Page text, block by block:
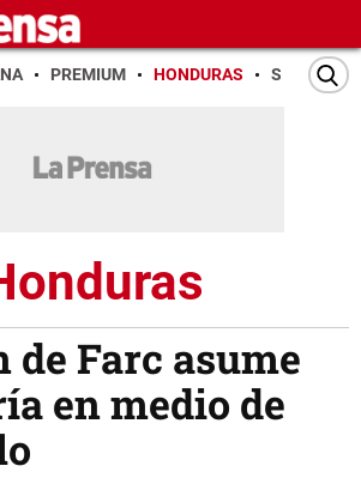
PREMIUM HONDURAS SAN PEDRO
de Farc asume
en medio de